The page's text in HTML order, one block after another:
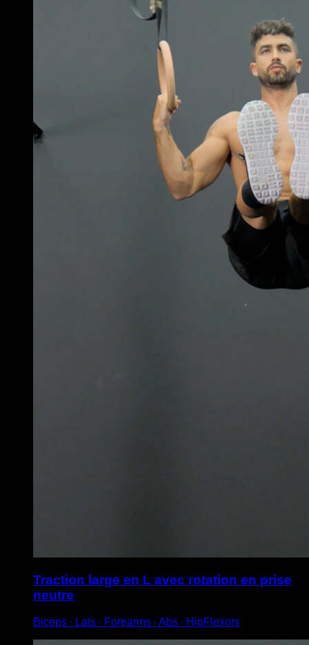
Traction large en L avec rotation en prise
neutre
Biceps ∙ Lats ∙ Forearms ∙ Abs ∙ HipFlexors